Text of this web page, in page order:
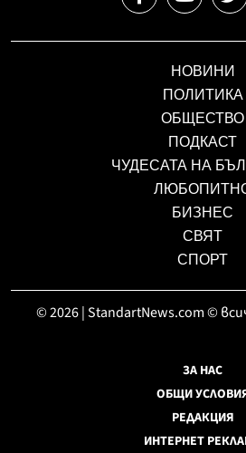
НОВИНИ
ПОЛИТИКА
ОБЩЕСТВО
ПОДКАСТ
ЧУДЕСАТА НА
БИЗНЕС
СВЯТ
СПОРТ
© 2026 | StandartNews.com ©
ЗА НАС
ОБЩИ
РЕДАКЦИЯ
ИНТЕРНЕТ